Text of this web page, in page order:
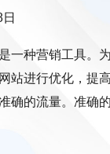
一种营销工具。
站进行优化，提
确的流量。准确